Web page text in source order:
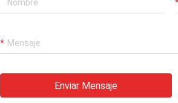
Enviar Mensaje